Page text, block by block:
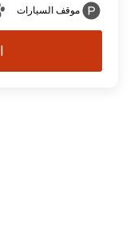
موقف السيارات